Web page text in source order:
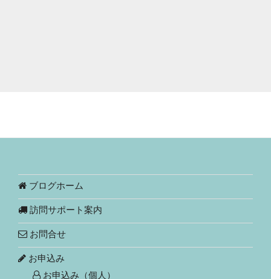
ブログホーム
訪問サポート案内
お問合せ
お申込み
お申込み（個人）